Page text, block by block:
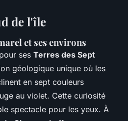
de l'île
et ses environs
ses Terres des Sept
géologique unique où les
en sept couleurs
au violet. Cette curiosité
spectacle pour les yeux. À